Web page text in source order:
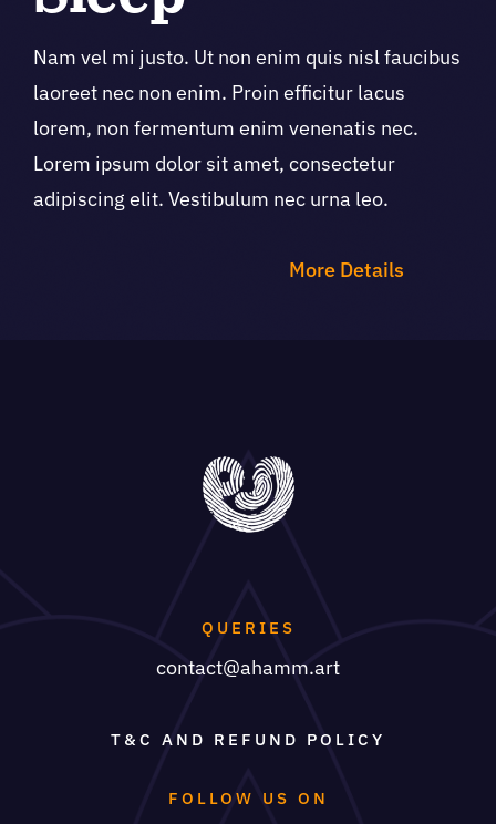
Nam vel mi justo. Ut non enim quis nisl faucibus
laoreet nec non enim. Proin efficitur lacus
lorem, non fermentum enim venenatis nec.
Lorem ipsum dolor sit amet, consectetur
adipiscing elit. Vestibulum nec urna leo.
More Details
QUERIES
contact@ahamm.art
T&C AND REFUND POLICY
FOLLOW US ON